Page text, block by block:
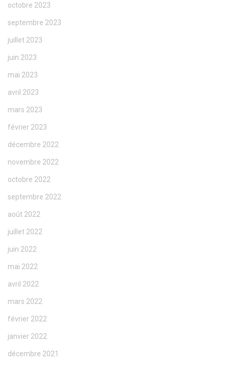
octobre 2023
septembre 2023
juillet 2023
juin 2023
mai 2023
avril 2023
mars 2023
février 2023
décembre 2022
novembre 2022
octobre 2022
septembre 2022
août 2022
juillet 2022
juin 2022
mai 2022
avril 2022
mars 2022
février 2022
janvier 2022
décembre 2021